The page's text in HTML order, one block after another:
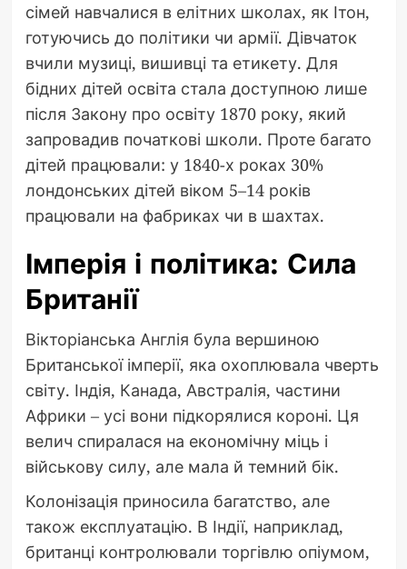
сімей навчалися в елітних школах, як Ітон,
готуючись до політики чи армії. Дівчаток
вчили музиці, вишивці та етикету. Для
бідних дітей освіта стала доступною лише
після Закону про освіту 1870 року, який
запровадив початкові школи. Проте багато
дітей працювали: у 1840-х роках 30%
лондонських дітей віком 5–14 років
працювали на фабриках чи в шахтах.
Імперія і політика: Сила
Британії
Вікторіанська Англія була вершиною
Британської імперії, яка охоплювала чверть
світу. Індія, Канада, Австралія, частини
Африки – усі вони підкорялися короні. Ця
велич спиралася на економічну міць і
військову силу, але мала й темний бік.
Колонізація приносила багатство, але
також експлуатацію. В Індії, наприклад,
британці контролювали торгівлю опіумом,